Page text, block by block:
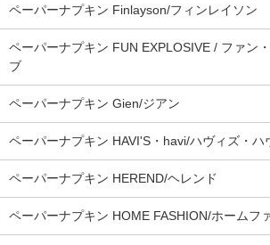
ペーパーナプキン Finlayson/フィンレイソン
ペーパーナプキン FUN EXPLOSIVE / ファン
ブ
ペーパーナプキン Gien/ジアン
ペーパーナプキン HAVI'S・havi/ハヴィズ・ハ
ペーパーナプキン HEREND/ヘレンド
ペーパーナプキン HOME FASHION/ホームフ